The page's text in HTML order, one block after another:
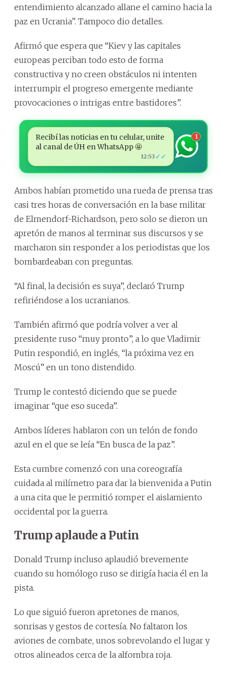
entendimiento alcanzado allane el camino hacia la
paz en Ucrania”. Tampoco dio detalles.
Afirmó que espera que “Kiev y las capitales
europeas perciban todo esto de forma
constructiva y no creen obstáculos ni intenten
interrumpir el progreso emergente mediante
provocaciones o intrigas entre bastidores”.
Recibí las noticias en tu celular, unite
al canal de ÚH en WhatsApp 🤩
12:53 ✓✓
1
Ambos habían prometido una rueda de prensa tras
casi tres horas de conversación en la base militar
de Elmendorf-Richardson, pero solo se dieron un
apretón de manos al terminar sus discursos y se
marcharon sin responder a los periodistas que los
bombardeaban con preguntas.
“Al final, la decisión es suya”, declaró Trump
refiriéndose a los ucranianos.
También afirmó que podría volver a ver al
presidente ruso “muy pronto”, a lo que Vladimir
Putin respondió, en inglés, “la próxima vez en
Moscú” en un tono distendido.
Trump le contestó diciendo que se puede
imaginar “que eso suceda”.
Ambos líderes hablaron con un telón de fondo
azul en el que se leía “En busca de la paz”.
Esta cumbre comenzó con una coreografía
cuidada al milímetro para dar la bienvenida a Putin
a una cita que le permitió romper el aislamiento
occidental por la guerra.
Trump aplaude a Putin
Donald Trump incluso aplaudió brevemente
cuando su homólogo ruso se dirigía hacia él en la
pista.
Lo que siguió fueron apretones de manos,
sonrisas y gestos de cortesía. No faltaron los
aviones de combate, unos sobrevolando el lugar y
otros alineados cerca de la alfombra roja.